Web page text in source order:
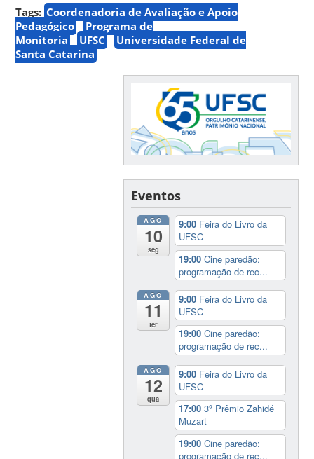
Tags: Coordenadoria de Avaliação e Apoio
Pedagógico
Programa de
Monitoria
UFSC
Universidade Federal de
Santa Catarina
Eventos
AGO
10
seg
9:00 Feira do Livro da
UFSC
19:00Cine paredão:
programação de rec...
AGO
11
ter
9:00 Feira do Livro da
UFSC
19:00Cine paredão:
programação de rec...
AGO
12
qua
9:00 Feira do Livro da
UFSC
17:003º Prêmio Zahidé
Muzart
19:00Cine paredão:
programação de rec...